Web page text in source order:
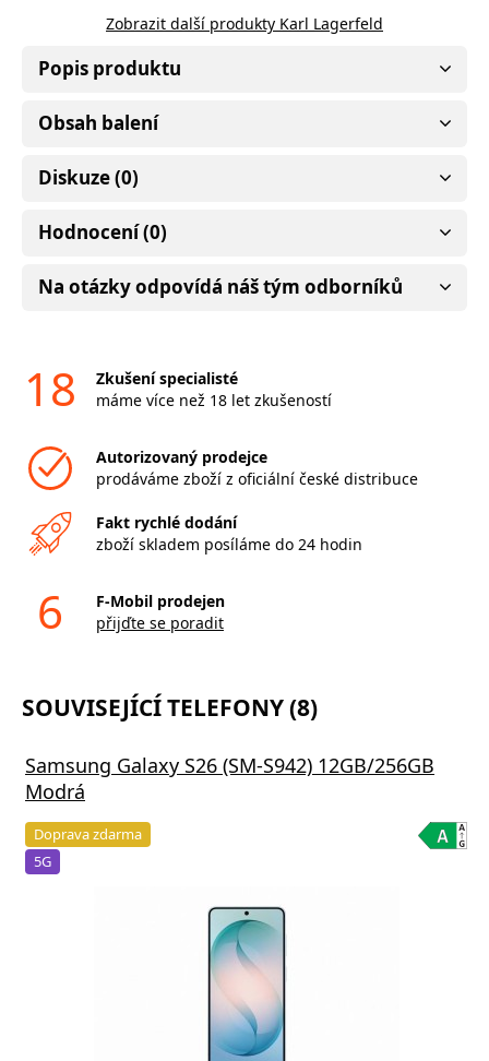
Zobrazit další produkty Karl Lagerfeld
Popis produktu
Obsah balení
Diskuze (0)
Hodnocení (0)
Na otázky odpovídá náš tým odborníků
18
Zkušení specialisté
máme více než 18 let zkušeností
Autorizovaný prodejce
prodáváme zboží z oficiální české distribuce
Fakt rychlé dodání
zboží skladem posíláme do 24 hodin
6
F-Mobil prodejen
přijďte se poradit
SOUVISEJÍCÍ TELEFONY (8)
Samsung Galaxy S26 (SM-S942) 12GB/256GB
Modrá
Doprava zdarma
5G